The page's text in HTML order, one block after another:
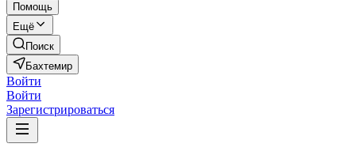
Помощь
Ещё
Поиск
Бахтемир
Войти
Войти
Зарегистрироваться